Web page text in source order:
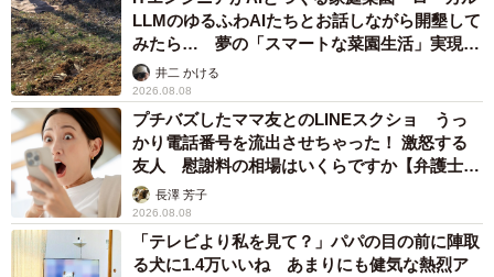
LLMのゆるふわAIたちとお話しながら開墾して
みたら… 夢の「スマートな菜園生活」実現な
るか井二 かける
2026.08.08
プチバズしたママ友とのLINEスクショ うっ
かり電話番号を流出させちゃった！ 激怒する
友人 慰謝料の相場はいくらですか【弁護士が
解説】長澤 芳子
2026.08.08
「テレビより私を見て？」パパの目の前に陣取
る犬に1.4万いいね あまりにも健気な熱烈ア